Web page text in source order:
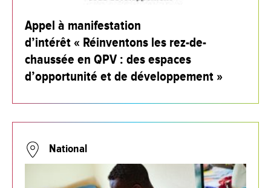
Appel à manifestation
d’intérêt « Réinventons les rez-de-
chaussée en QPV : des espaces
d’opportunité et de développement »
National